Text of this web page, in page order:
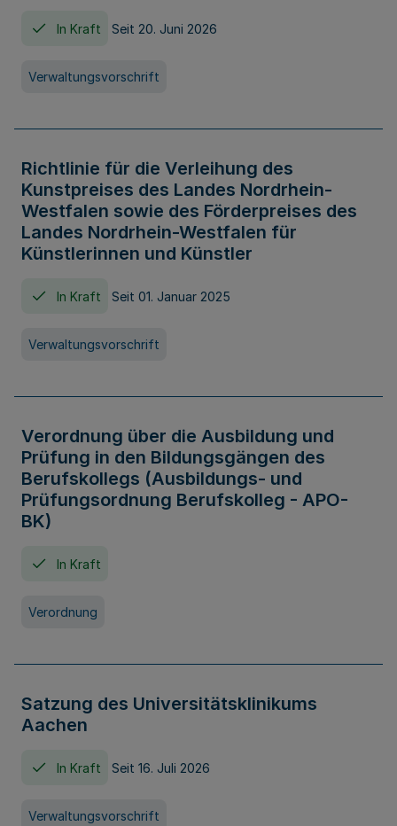
In Kraft Seit 20. Juni 2026
Verwaltungsvorschrift
Richtlinie für die Verleihung des
Kunstpreises des Landes Nordrhein-
Westfalen sowie des Förderpreises des
Landes Nordrhein-Westfalen für
Künstlerinnen und Künstler
In Kraft Seit 01. Januar 2025
Verwaltungsvorschrift
Verordnung über die Ausbildung und
Prüfung in den Bildungsgängen des
Berufskollegs (Ausbildungs- und
Prüfungsordnung Berufskolleg - APO-
BK)
In Kraft
Verordnung
Satzung des Universitätsklinikums
Aachen
In Kraft Seit 16. Juli 2026
Verwaltungsvorschrift